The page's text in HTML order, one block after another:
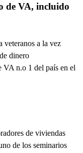
de VA, incluido
veteranos a la vez
dinero
VA n.o 1 del país en el
de viviendas
de los seminarios